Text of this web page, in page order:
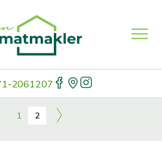
2061207
1 2